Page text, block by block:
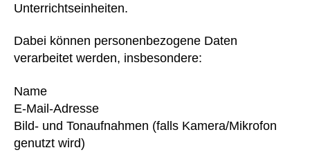
Unterrichtseinheiten.
Dabei können personenbezogene Daten
verarbeitet werden, insbesondere:
Name
E-Mail-Adresse
Bild- und Tonaufnahmen (falls Kamera/Mikrofon
genutzt wird)